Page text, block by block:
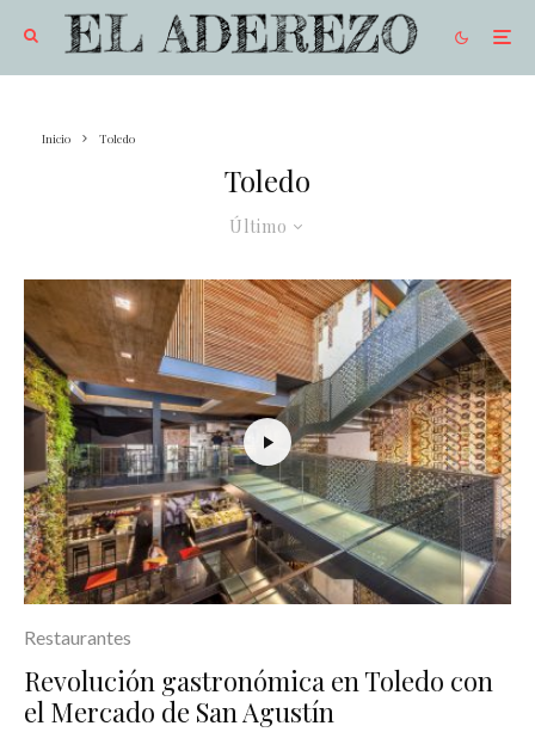
Inicio Toledo
Toledo
Último
Restaurantes
Revolución gastronómica en Toledo con
el Mercado de San Agustín